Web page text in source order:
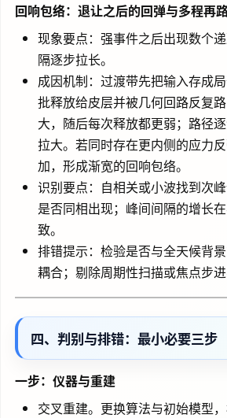
回响包络：退让之后的回弹与多程再
现象要点：强事件之后出现数个
隔逐步拉长。
成因机制：过渡带先把输入存成
批释放给皮层并被几何回路反复
大，随后每次释放都更弱；路径
拉大。若同时存在更内侧的应力
加，形成渐宽的回响包络。
识别要点：自相关或小波找到次
是否同相出现；峰间间隔的增长
致。
排错提示：检验是否与全天候背
耦合；剔除周期性扫描或焦点步进
四、判别与排错：最小必要三步
一步：仪器与重建
交叉重建。更换算法与初始模型，